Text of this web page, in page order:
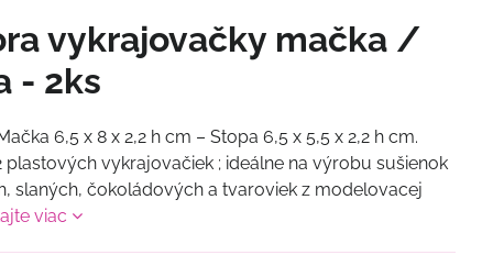
vykrajovačky mačka /
- 2ks
6,5 ​​x 8 x 2,2 h cm – Stopa 6,5 ​​x 5,5 x 2,2 h cm.
plastových vykrajovačiek ; ideálne na výrobu sušienok
slaných, čokoládových a tvaroviek z modelovacej
viac